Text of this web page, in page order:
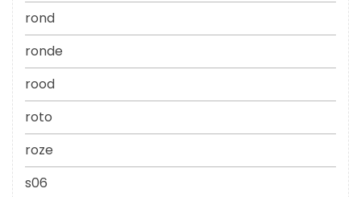
rond
ronde
rood
roto
roze
s06